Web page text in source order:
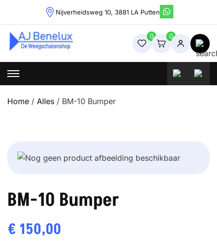
content
Nijverheidsweg 10, 3881 LA Putten
Weegschalenshop | Precisieweegschalen & Industriële
Weegoplossingen
0 0
Home / Alles / BM-10 Bumper
BM-10 Bumper
€ 150,00